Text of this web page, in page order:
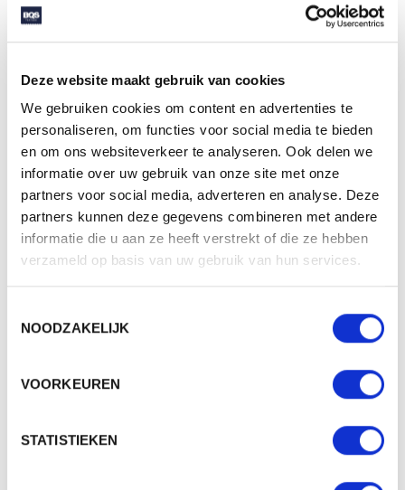
Deze website maakt gebruik van cookies
We gebruiken cookies om content en advertenties te
personaliseren, om functies voor social media te bieden
en om ons websiteverkeer te analyseren. Ook delen we
informatie over uw gebruik van onze site met onze
partners voor social media, adverteren en analyse. Deze
partners kunnen deze gegevens combineren met andere
informatie die u aan ze heeft verstrekt of die ze hebben
verzameld op basis van uw gebruik van hun services.
NOODZAKELIJK
VOORKEUREN
STATISTIEKEN
1818011 FIETSTAS CYCLE
Beschikbaar in maat (maten): 1SIZE
Merk: Halfar
v.a. € 47,00
1 - 2 werkdagen